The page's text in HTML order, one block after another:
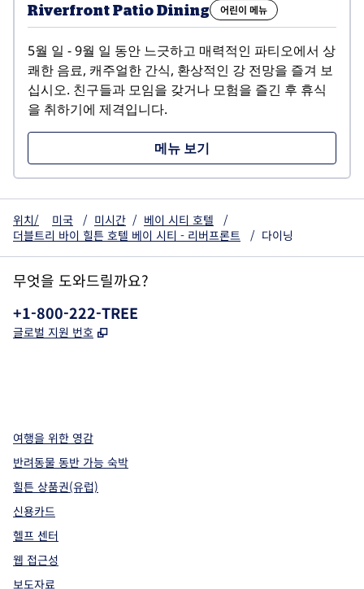
Riverfront Patio Dining 어린이 메뉴
5월 일 - 9월 일 동안 느긋하고 매력적인 파티오에서 상
쾌한 음료, 캐주얼한 간식, 환상적인 강 전망을 즐겨 보
십시오. 친구들과 모임을 갖거나 모험을 즐긴 후 휴식
을 취하기에 제격입니다.
메뉴 보기
,새 탭 열림
위치/ 미국 / 미시간 / 베이 시티 호텔
/
더블트리 바이 힐튼 호텔 베이 시티 - 리버프론트
/ 다이닝
무엇을 도와드릴까요?
전화:
+1-800-222-TREE
글로벌 지원 번호 ,
여행을 위한 영감
반려동물 동반 가능 숙박
힐튼 상품권(유럽)
신용카드
헬프 센터
웹 접근성
보도자료